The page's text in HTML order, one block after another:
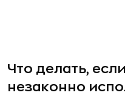
Что делать,
незаконно